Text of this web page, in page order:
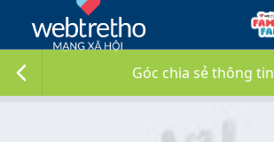
Góc chia sẻ thông tin